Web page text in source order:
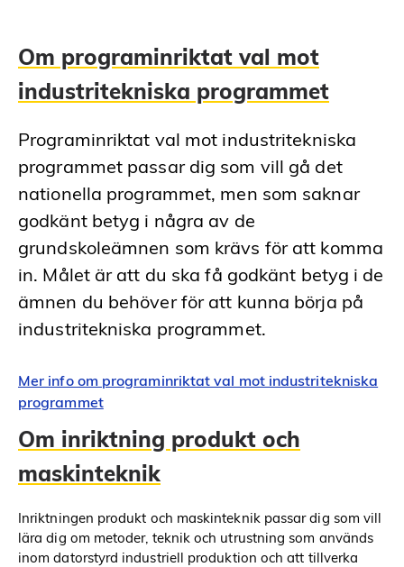
Om programinriktat val mot
industritekniska programmet
Programinriktat val mot industritekniska
programmet passar dig som vill gå det
nationella programmet, men som saknar
godkänt betyg i några av de
grundskoleämnen som krävs för att komma
in. Målet är att du ska få godkänt betyg i de
ämnen du behöver för att kunna börja på
industritekniska programmet.
Mer info om programinriktat val mot industritekniska
programmet
Om inriktning produkt och
maskinteknik
Inriktningen produkt och maskinteknik passar dig som vill
lära dig om metoder, teknik och utrustning som används
inom datorstyrd industriell produktion och att tillverka